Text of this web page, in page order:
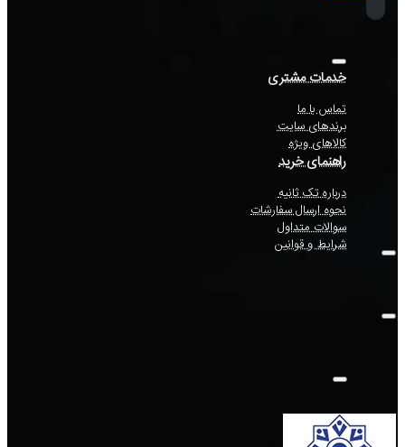
خدمات مشتری
تماس با ما
برندهای سایت
کالاهای ویژه
راهنمای خرید
درباره تک ثانیه
نحوه ارسال سفارشات
سوالات متداول
شرایط و قوانین